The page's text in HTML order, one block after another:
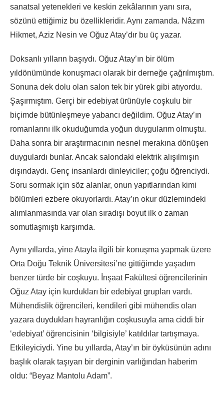
sanatsal yetenekleri ve keskin zekâlarının yanı sıra,
sözünü ettiğimiz bu özellikleridir. Aynı zamanda. Nâzım
Hikmet, Aziz Nesin ve Oğuz Atay’dır bu üç yazar.
Doksanlı yılların başıydı. Oğuz Atay’ın bir ölüm
yıldönümünde konuşmacı olarak bir derneğe çağrılmıştım.
Sonuna dek dolu olan salon tek bir yürek gibi atıyordu.
Şaşırmıştım. Gerçi bir edebiyat ürünüyle coşkulu bir
biçimde bütünleşmeye yabancı değildim. Oğuz Atay’ın
romanlarını ilk okuduğumda yoğun duygularım olmuştu.
Daha sonra bir araştırmacının nesnel merakına dönüşen
duygulardı bunlar. Ancak salondaki elektrik alışılmışın
dışındaydı. Genç insanlardı dinleyiciler; çoğu öğrenciydi.
Soru sormak için söz alanlar, onun yapıtlarından kimi
bölümleri ezbere okuyorlardı. Atay’ın okur düzlemindeki
alımlanmasında var olan sıradışı boyut ilk o zaman
somutlaşmıştı karşımda.
Aynı yıllarda, yine Atayla ilgili bir konuşma yapmak üzere
Orta Doğu Teknik Üniversitesi’ne gittiğimde yaşadım
benzer türde bir coşkuyu. İnşaat Fakültesi öğrencilerinin
Oğuz Atay için kurdukları bir edebiyat grupları vardı.
Mühendislik öğrencileri, kendileri gibi mühendis olan
yazara duydukları hayranlığın coşkusuyla ama ciddi bir
‘edebiyat’ öğrencisinin ‘bilgisiyle’ katıldılar tartışmaya.
Etkileyiciydi. Yine bu yıllarda, Atay’ın bir öyküsünün adını
başlık olarak taşıyan bir derginin varlığından haberim
oldu: “Beyaz Mantolu Adam”.